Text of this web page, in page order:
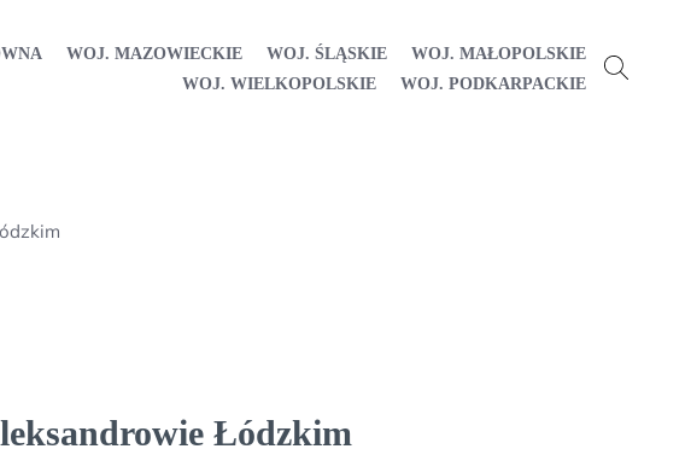
WOJ. MAZOWIECKIE WOJ. ŚLĄSKIE
WOJ. MAŁOPOLSKIE
WOJ. WIELKOPOLSKIE
WOJ. PODKARPACKIE
Łódzkim